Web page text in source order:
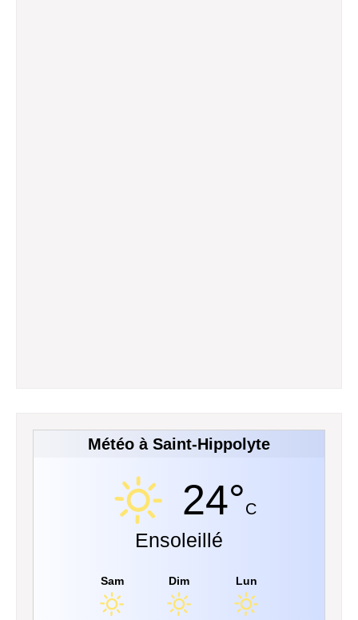
Météo à Saint-Hippolyte
24°C
Ensoleillé
Sam Dim Lun